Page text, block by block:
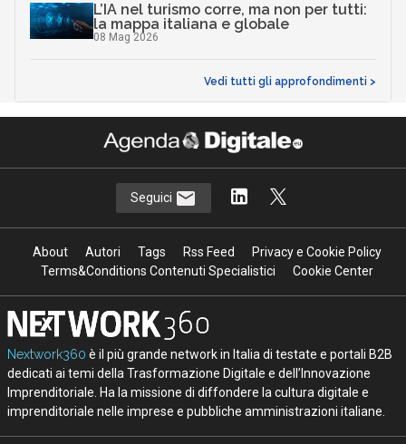
L’IA nel turismo corre, ma non per tutti:
la mappa italiana e globale
08 Mag 2026
Vedi tutti gli approfondimenti >
Seguici
About Autori Tags Rss Feed
Privacy e Cookie Policy
Terms&Conditions Contenuti Specialistici
Cookie Center
Nextwork360 è il più grande network in Italia di testate e portali B2B
dedicati ai temi della Trasformazione Digitale e dell’Innovazione
Imprenditoriale. Ha la missione di diffondere la cultura digitale e
imprenditoriale nelle imprese e pubbliche amministrazioni italiane.